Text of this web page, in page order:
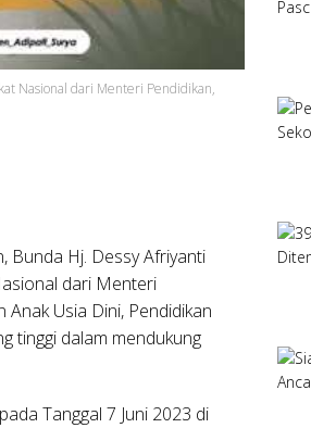
Nasional dari Menteri Pendidikan,
Bunda Hj. Dessy Afriyanti
dari Menteri
Anak Usia Dini, Pendidikan
tinggi dalam mendukung
Tanggal 7 Juni 2023 di